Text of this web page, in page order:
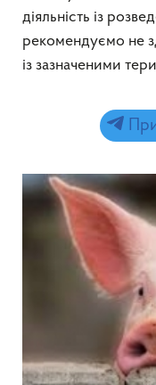
діяльність із
рекомендуємо не
із зазначеними